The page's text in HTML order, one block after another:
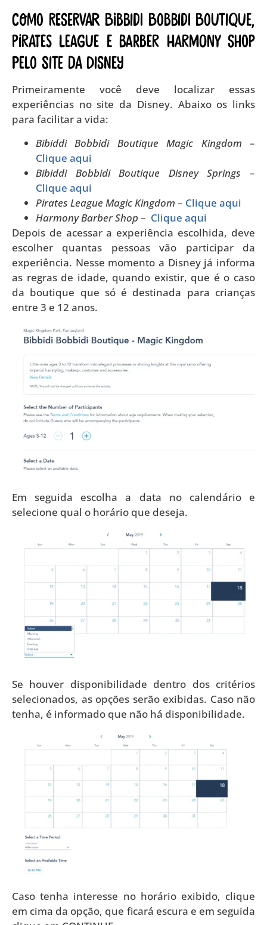
Como reservar Bibbidi Bobbidi Boutique,
Pirates League e Barber Harmony Shop
pelo site da Disney
Primeiramente você deve localizar essas
experiências no site da Disney. Abaixo os links
para facilitar a vida:
Bibiddi Bobbidi Boutique Magic Kingdom –
Clique aqui
Bibiddi Bobbidi Boutique Disney Springs –
Clique aqui
Pirates League Magic Kingdom – Clique aqui
Harmony Barber Shop – Clique aqui
Depois de acessar a experiência escolhida, deve
escolher quantas pessoas vão participar da
experiência. Nesse momento a Disney já informa
as regras de idade, quando existir, que é o caso
da boutique que só é destinada para crianças
entre 3 e 12 anos.
Em seguida escolha a data no calendário e
selecione qual o horário que deseja.
Se houver disponibilidade dentro dos critérios
selecionados, as opções serão exibidas. Caso não
tenha, é informado que não há disponibilidade.
Caso tenha interesse no horário exibido, clique
em cima da opção, que ficará escura e em seguida